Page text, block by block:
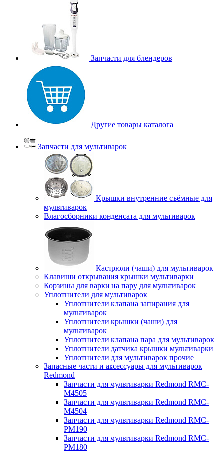
Запчасти для блендеров
Другие товары каталога
Запчасти для мультиварок
Крышки внутренние съёмные для
мультиварок
Влагосборники конденсата для мультиварок
Кастрюли (чаши) для мультиварок
Клавиши открывания крышки мультиварки
Корзины для варки на пару для мультиварок
Уплотнители для мультиварок
Уплотнители клапана запирания для
мультиварок
Уплотнители крышки (чаши) для
мультиварок
Уплотнители клапана пара для мультиварок
Уплотнители датчика крышки мультиварки
Уплотнители для мультиварок прочие
Запасные части и аксессуары для мультиварок
Redmond
Запчасти для мультиварки Redmond RMC-
M4505
Запчасти для мультиварки Redmond RMC-
M4504
Запчасти для мультиварки Redmond RMC-
PM190
Запчасти для мультиварки Redmond RMC-
PM180